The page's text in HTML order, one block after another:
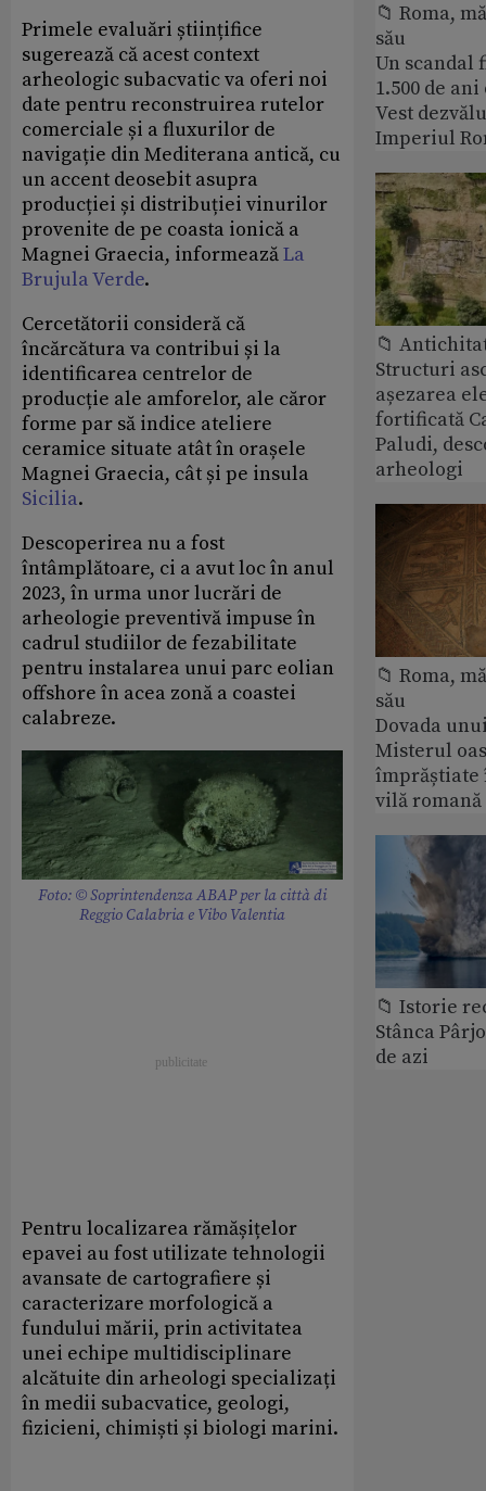
Primele evaluări științifice
sugerează că acest context
arheologic subacvatic va oferi noi
date pentru reconstruirea rutelor
comerciale și a fluxurilor de
navigație din Mediterana antică, cu
un accent deosebit asupra
producției și distribuției vinurilor
provenite de pe coasta ionică a
Magnei Graecia, informeazăLa
Brujula Verde.
Cercetătorii consideră că
încărcătura va contribui și la
identificarea centrelor de
producție ale amforelor, ale căror
forme par să indice ateliere
ceramice situate atât în orașele
Magnei Graecia, cât și pe insula
Sicilia.
Descoperirea nu a fost
întâmplătoare, ci a avut loc în anul
2023, în urma unor lucrări de
arheologie preventivă impuse în
cadrul studiilor de fezabilitate
pentru instalarea unui parc eolian
offshore în acea zonă a coastei
calabreze.
Foto: © Soprintendenza ABAP per la città di
Reggio Calabria e Vibo Valentia
Pentru localizarea rămășițelor
epavei au fost utilizate tehnologii
avansate de cartografiere și
caracterizare morfologică a
fundului mării, prin activitatea
unei echipe multidisciplinare
alcătuite din arheologi specializați
în medii subacvatice, geologi,
fizicieni, chimiști și biologi marini.
📁 Roma,
său
Un scandal
1.500 de
Vest
Imperiul
📁
Structuri
așezarea
fortificată
Paludi,
arheologi
📁 Roma,
său
Dovada
Misterul
împrăștiate
vilă romană
📁 Istorie
Stânca
de azi